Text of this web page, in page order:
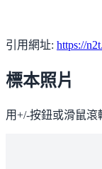
引用網址: https://
標本照片
用+/-按鈕或滑鼠滾